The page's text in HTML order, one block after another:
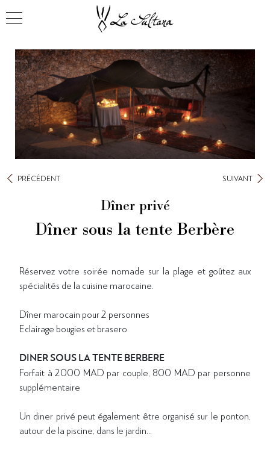
Dîner privé
Dîner sous la tente Berbère
PRÉCÉDENT SUIVANT
Réservez votre soirée nomade sur la plage et goûtez aux
spécialités de la cuisine marocaine.
Dîner marocain pour 2 personnes
Eclairage bougies et brasero
DINER SOUS LA TENTE BERBERE
Forfait à 2000 MAD par couple, 800 MAD par personne
supplémentaire
Un diner privé peut également être organisé sur le ponton,
autour de la piscine, dans le jardin...